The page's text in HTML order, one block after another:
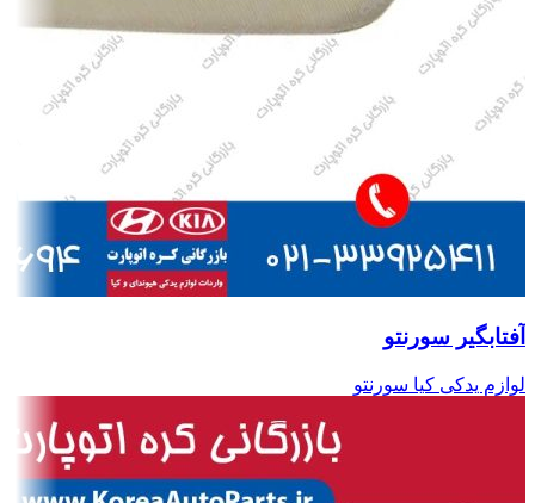
آفتابگیر سورنتو
لوازم یدکی کیا سورنتو